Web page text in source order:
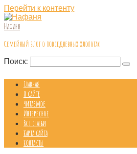
Перейти к контенту
Нафаня
Семейный блог о повседневных хлопотах
Поиск:
Главная
О сайте
Читаемое
Интересное
Все статьи
Карта сайта
Контакты